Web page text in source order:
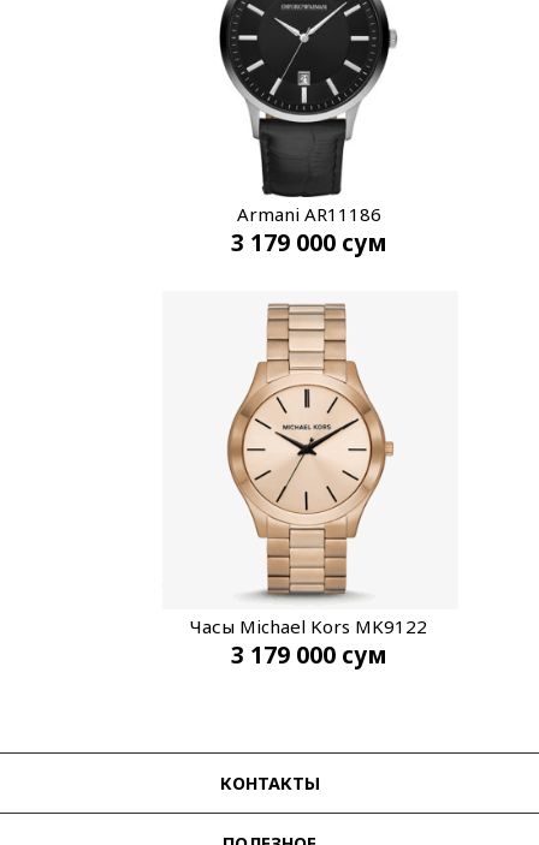
Armani AR11186
3 179 000 сум
Часы Michael Kors MK9122
3 179 000 сум
КОНТАКТЫ